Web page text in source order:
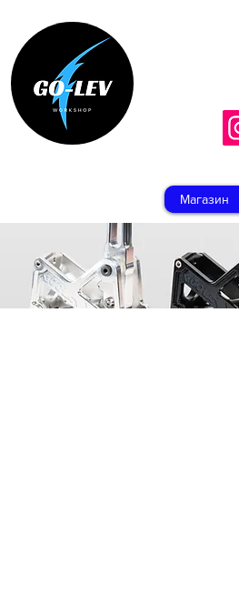
Магазин